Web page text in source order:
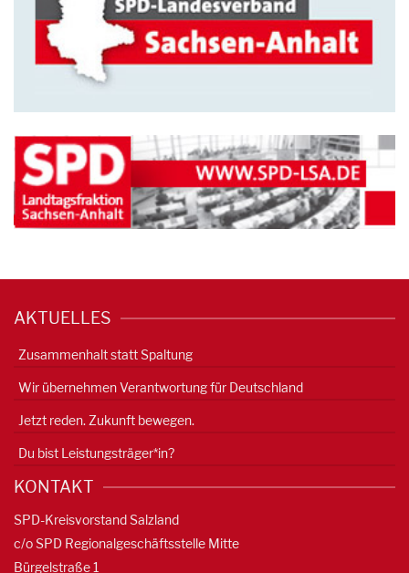
AKTUELLES
Zusammenhalt statt Spaltung
Wir übernehmen Verantwortung für Deutschland
Jetzt reden. Zukunft bewegen.
Du bist Leistungsträger*in?
KONTAKT
SPD-Kreisvorstand Salzland
c/o SPD Regionalgeschäftsstelle Mitte
Bürgelstraße 1